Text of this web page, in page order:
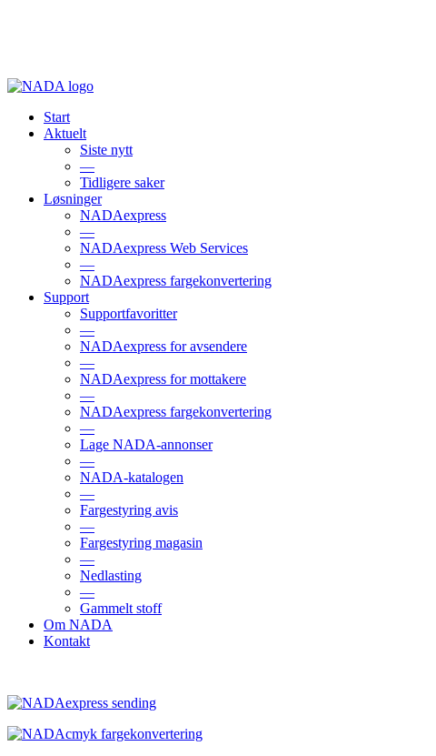
Start
Aktuelt
Siste nytt
—
Tidligere saker
Løsninger
NADAexpress
—
NADAexpress Web Services
—
NADAexpress fargekonvertering
Support
Supportfavoritter
—
NADAexpress for avsendere
—
NADAexpress for mottakere
—
NADAexpress fargekonvertering
—
Lage NADA-annonser
—
NADA-katalogen
—
Fargestyring avis
—
Fargestyring magasin
—
Nedlasting
—
Gammelt stoff
Om NADA
Kontakt